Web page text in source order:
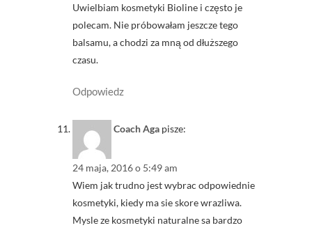
Uwielbiam kosmetyki Bioline i często je
polecam. Nie próbowałam jeszcze tego
balsamu, a chodzi za mną od dłuższego
czasu.
Odpowiedz
Coach Aga pisze:
24 maja, 2016 o 5:49 am
Wiem jak trudno jest wybrac odpowiednie
kosmetyki, kiedy ma sie skore wrazliwa.
Mysle ze kosmetyki naturalne sa bardzo